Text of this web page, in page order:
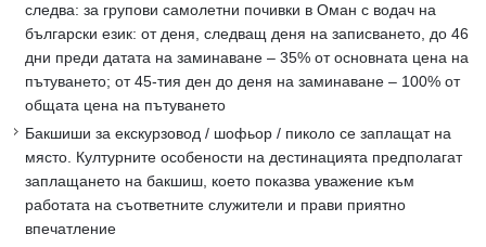
следва: за групови самолетни почивки в Оман с водач на
български език: от деня, следващ деня на записването, до 46
дни преди датата на заминаване – 35% от основната цена на
пътуването; от 45-тия ден до деня на заминаване – 100% от
общата цена на пътуването
Бакшиши за екскурзовод / шофьор / пиколо се заплащат на
място. Културните особености на дестинацията предполагат
заплащането на бакшиш, което показва уважение към
работата на съответните служители и прави приятно
впечатление